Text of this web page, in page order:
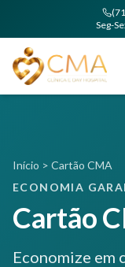
Seg-
Início > Cartão CMA
ECONOMIA
Cartão
Economize em